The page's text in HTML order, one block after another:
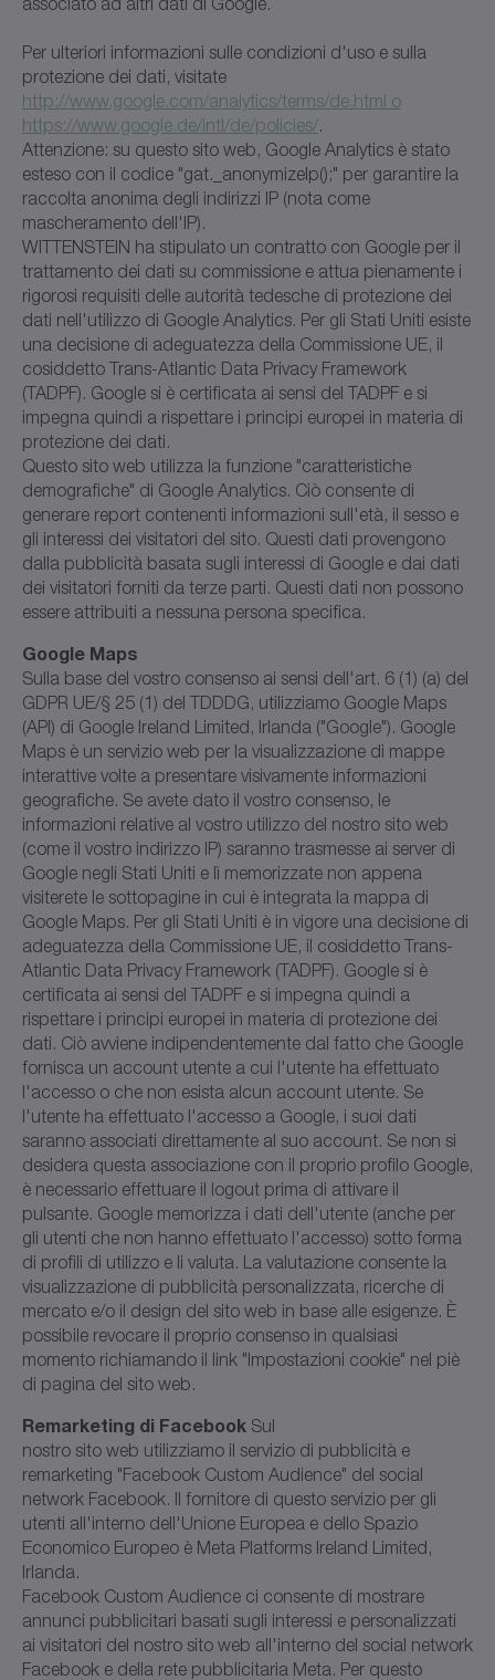
Per ulteriori informazioni sulle condizioni d'uso e sulla
protezione dei dati, visitate
http://www.google.com/analytics/terms/de.html o
https://www.google.de/intl/de/policies/
Attenzione: su questo sito web, Google Analytics è stato
esteso con il codice "gat._anonymizeIp();" per garantire la
raccolta anonima degli indirizzi IP (nota come
mascheramento dell'IP).
WITTENSTEIN ha stipulato un contratto con Google per il
trattamento dei dati su commissione e attua pienamente i
rigorosi requisiti delle autorità tedesche di protezione dei
dati nell'utilizzo di Google Analytics. Per gli Stati Uniti esiste
una decisione di adeguatezza della Commissione UE, il
cosiddetto Trans-Atlantic Data Privacy Framework
(TADPF). Google si è certificata ai sensi del TADPF e si
impegna quindi a rispettare i principi europei in materia di
protezione dei dati.
Questo sito web utilizza la funzione "caratteristiche
demografiche" di Google Analytics. Ciò consente di
generare report contenenti informazioni sull'età, il sesso e
gli interessi dei visitatori del sito. Questi dati provengono
dalla pubblicità basata sugli interessi di Google e dai dati
dei visitatori forniti da terze parti. Questi dati non possono
essere attribuiti a nessuna persona specifica.
Google Maps
Sulla base del vostro consenso ai sensi dell'art. 6 (1) (a) del
GDPR UE/§ 25 (1) del TDDDG, utilizziamo Google Maps
(API) di Google Ireland Limited, Irlanda ("Google"). Google
Maps è un servizio web per la visualizzazione di mappe
interattive volte a presentare visivamente informazioni
geografiche. Se avete dato il vostro consenso, le
informazioni relative al vostro utilizzo del nostro sito web
(come il vostro indirizzo IP) saranno trasmesse ai server di
Google negli Stati Uniti e lì memorizzate non appena
visiterete le sottopagine in cui è integrata la mappa di
Google Maps. Per gli Stati Uniti è in vigore una decisione di
adeguatezza della Commissione UE, il cosiddetto Trans-
Atlantic Data Privacy Framework (TADPF). Google si è
certificata ai sensi del TADPF e si impegna quindi a
rispettare i principi europei in materia di protezione dei
dati. Ciò avviene indipendentemente dal fatto che Google
fornisca un account utente a cui l'utente ha effettuato
l'accesso o che non esista alcun account utente. Se
l'utente ha effettuato l'accesso a Google, i suoi dati
saranno associati direttamente al suo account. Se non si
desidera questa associazione con il proprio profilo Google,
è necessario effettuare il logout prima di attivare il
pulsante. Google memorizza i dati dell'utente (anche per
gli utenti che non hanno effettuato l'accesso) sotto forma
di profili di utilizzo e li valuta. La valutazione consente la
visualizzazione di pubblicità personalizzata, ricerche di
mercato e/o il design del sito web in base alle esigenze. È
possibile revocare il proprio consenso in qualsiasi
momento richiamando il link "Impostazioni cookie" nel piè
di pagina del sito web.
Remarketing di Facebook Sul
nostro sito web utilizziamo il servizio di pubblicità e
remarketing "Facebook Custom Audience" del social
network Facebook. Il fornitore di questo servizio per gli
utenti all'interno dell'Unione Europea e dello Spazio
Economico Europeo è Meta Platforms Ireland Limited,
Irlanda.
Facebook Custom Audience ci consente di mostrare
annunci pubblicitari basati sugli interessi e personalizzati
ai visitatori del nostro sito web all'interno del social network
Facebook e della rete pubblicitaria Meta. Per questo